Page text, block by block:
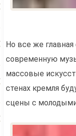
Но все же
современную
массовые
стенах кремля
сцены с